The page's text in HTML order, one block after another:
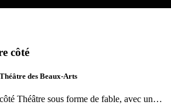
côté
des Beaux-Arts
Théâtre sous forme de fable, avec un…